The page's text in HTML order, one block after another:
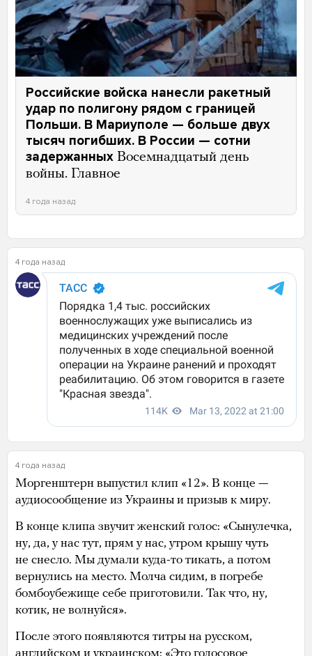
Российские войска нанесли ракетный
удар по полигону рядом с границей
Польши. В Мариуполе — больше двух
тысяч погибших. В России — сотни
задержанных Восемнадцатый день
войны. Главное
4 года назад
4 года назад
4 года назад
Моргенштерн выпустил клип «12». В конце —
аудиосообщение из Украины и призыв к миру.
В конце клипа звучит женский голос: «Сынулечка,
ну, да, у нас тут, прям у нас, утром крышу чуть
не снесло. Мы думали куда-то тикать, а потом
вернулись на место. Молча сидим, в погребе
бомбоубежище себе приготовили. Так что, ну,
котик, не волнуйся».
После этого появляются титры на русском,